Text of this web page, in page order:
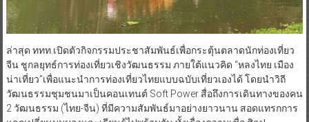
ล่าสุด ททท.เปิดตัวกิจกรรมประชาสัมพันธ์เพื่อกระตุ้นตลาดนักท่องเที่ยว
จีน ชูกลยุทธ์การท่องเที่ยวเชิงวัฒนธรรม ภายใต้แนวคิด “หลงไทย เมือง
น่าเที่ยว”เพื่อแนะนำการท่องเที่ยวไทยแบบฉบับเที่ยวเองได้ โดยนำวิถี
วัฒนธรรมชุมชนมาเป็นคอนเทนต์ Soft Power สื่อถึงการเดินทางของคน
2 วัฒนธรรม (ไทย-จีน) ที่มีความสัมพันธ์มาอย่างยาวนาน สอดแทรกการ